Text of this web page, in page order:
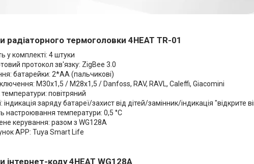
радіаторного термоголовки 4HEAT TR-01
у комплекті: 4 штуки
протокол зв'язку: ZigBee 3.0
батарейки: 2*АА (пальчикові)
М30х1,5 / М28х1,5 / Danfoss, RAV, RAVL, Caleffi, Giacomini
повітряний
індикація заряду батареї/захист від дітей/замінник/індикація "відкрите
настроювання температури: 0,5 °C
керування: разом з WG128A
APP: Tuya Smart Life
інтернет-коду 4HEAT WG128A